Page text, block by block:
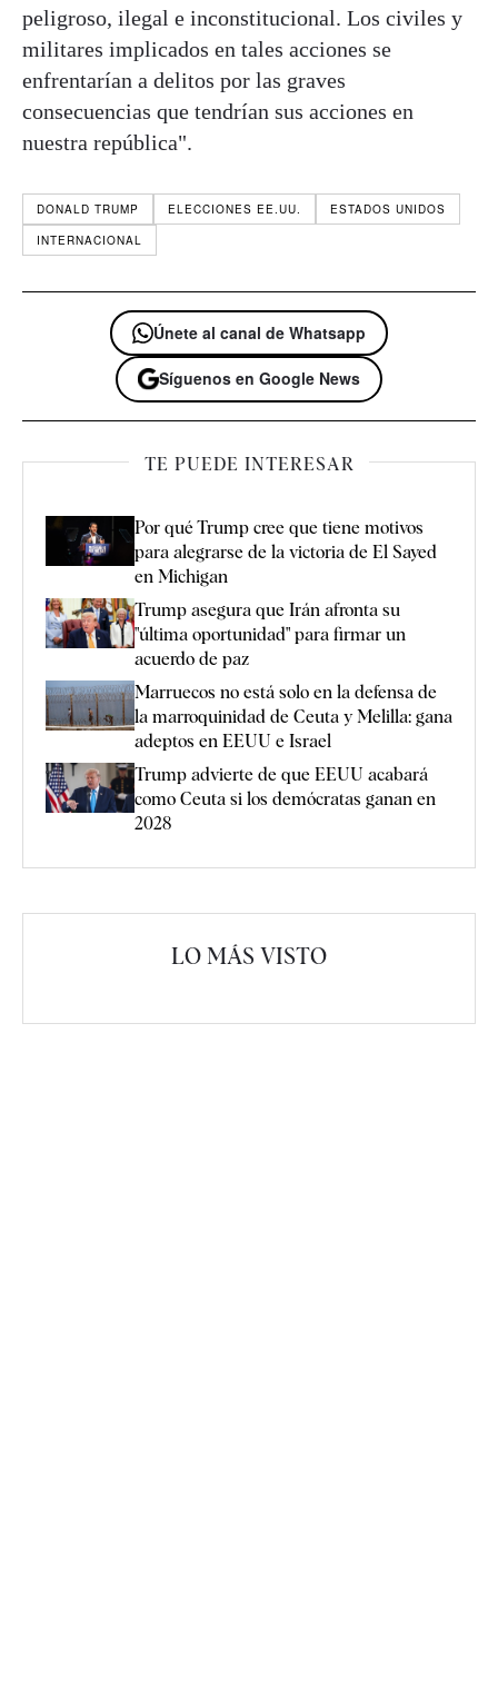
peligroso, ilegal e inconstitucional. Los civiles y
militares implicados en tales acciones se
enfrentarían a delitos por las graves
consecuencias que tendrían sus acciones en
nuestra república".
DONALD TRUMP ELECCIONES EE.UU.
ESTADOS UNIDOS
INTERNACIONAL
Únete al canal de Whatsapp
Síguenos en Google News
TE PUEDE INTERESAR
Por qué Trump cree que tiene motivos
para alegrarse de la victoria de El Sayed
en Michigan
Trump asegura que Irán afronta su
"última oportunidad" para firmar un
acuerdo de paz
Marruecos no está solo en la defensa de
la marroquinidad de Ceuta y Melilla: gana
adeptos en EEUU e Israel
Trump advierte de que EEUU acabará
como Ceuta si los demócratas ganan en
2028
LO MÁS VISTO